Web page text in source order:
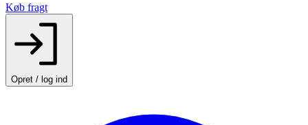
Køb fragt
Opret / log ind